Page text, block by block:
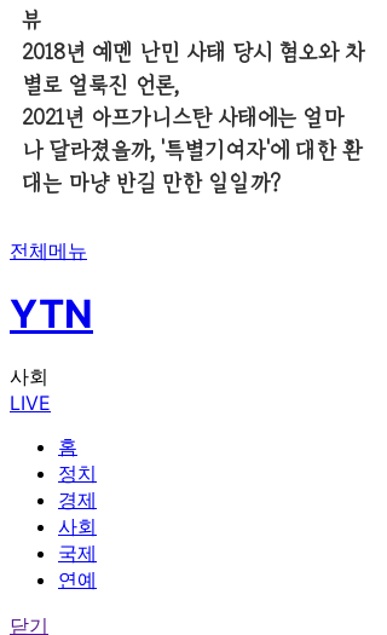
뷰
2018년 예멘 난민 사태 당시 혐오와 차
별로 얼룩진 언론,
2021년 아프가니스탄 사태에는 얼마
나 달라졌을까, '특별기여자'에 대한 환
대는 마냥 반길 만한 일일까?